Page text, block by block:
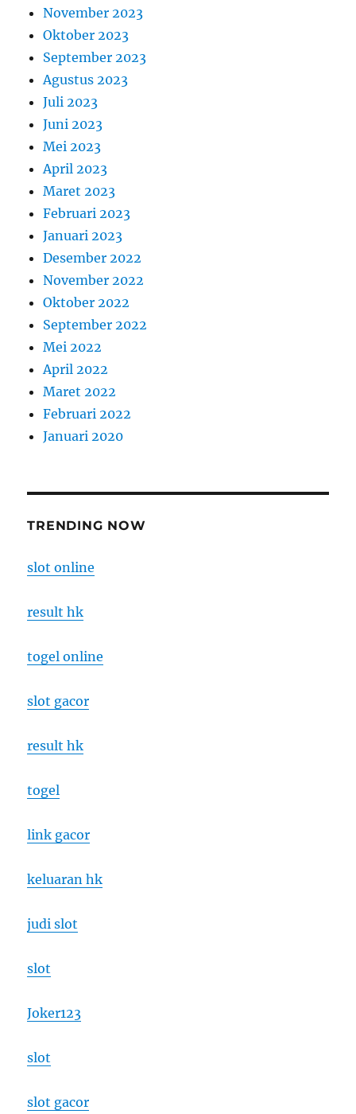
November 2023
Oktober 2023
September 2023
Agustus 2023
Juli 2023
Juni 2023
Mei 2023
April 2023
Maret 2023
Februari 2023
Januari 2023
Desember 2022
November 2022
Oktober 2022
September 2022
Mei 2022
April 2022
Maret 2022
Februari 2022
Januari 2020
TRENDING NOW
slot online
result hk
togel online
slot gacor
result hk
togel
link gacor
keluaran hk
judi slot
slot
Joker123
slot
slot gacor